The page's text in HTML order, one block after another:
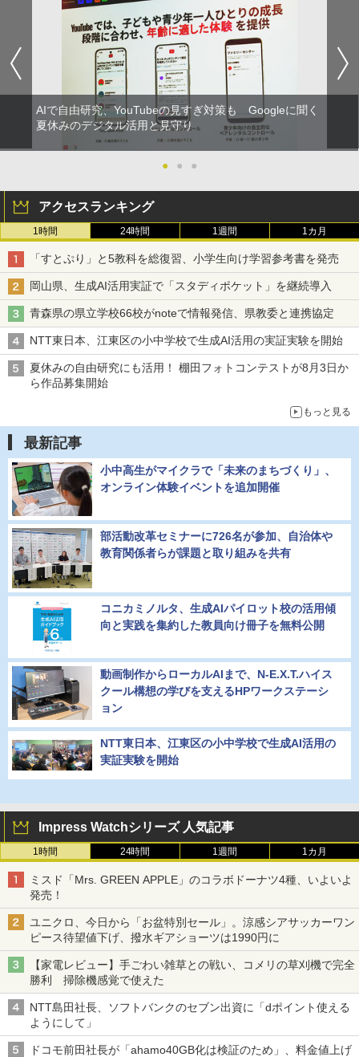
AIで自由研究、YouTubeの見すぎ対策も Googleに聞く
夏休みのデジタル活用と見守り
● ● ●
アクセスランキング
1時間 24時間 1週間 1カ月
「すとぷり」と5教科を総復習、小学生向け学習参考書を発売
岡山県、生成AI活用実証で「スタディポケット」を継続導入
青森県の県立学校66校がnoteで情報発信、県教委と連携協定
NTT東日本、江東区の小中学校で生成AI活用の実証実験を開始
夏休みの自由研究にも活用！ 棚田フォトコンテストが8月3日か
ら作品募集開始
もっと見る
最新記事
小中高生がマイクラで「未来のまちづくり」、
オンライン体験イベントを追加開催
部活動改革セミナーに726名が参加、自治体や
教育関係者らが課題と取り組みを共有
コニカミノルタ、生成AIパイロット校の活用傾
向と実践を集約した教員向け冊子を無料公開
動画制作からローカルAIまで、N-E.X.T.ハイス
クール構想の学びを支えるHPワークステーシ
ョン
NTT東日本、江東区の小中学校で生成AI活用の
実証実験を開始
Impress Watchシリーズ 人気記事
1時間 24時間 1週間 1カ月
ミスド「Mrs. GREEN APPLE」のコラボドーナツ4種、いよいよ
発売！
ユニクロ、今日から「お盆特別セール」。涼感シアサッカーワン
ピース待望値下げ、撥水ギアショーツは1990円に
【家電レビュー】手ごわい雑草との戦い、コメリの草刈機で完全
勝利 掃除機感覚で使えた
NTT島田社長、ソフトバンクのセブン出資に「dポイント使える
ようにして」
ドコモ前田社長が「ahamo40GB化は検証のため」、料金値上げ